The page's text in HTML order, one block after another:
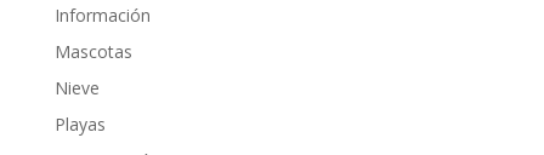
Información
Mascotas
Nieve
Playas